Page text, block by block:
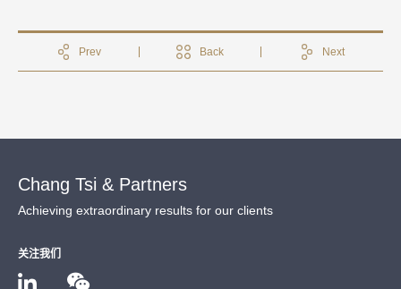
Prev Back Next
Chang Tsi & Partners
Achieving extraordinary results for our clients
关注我们